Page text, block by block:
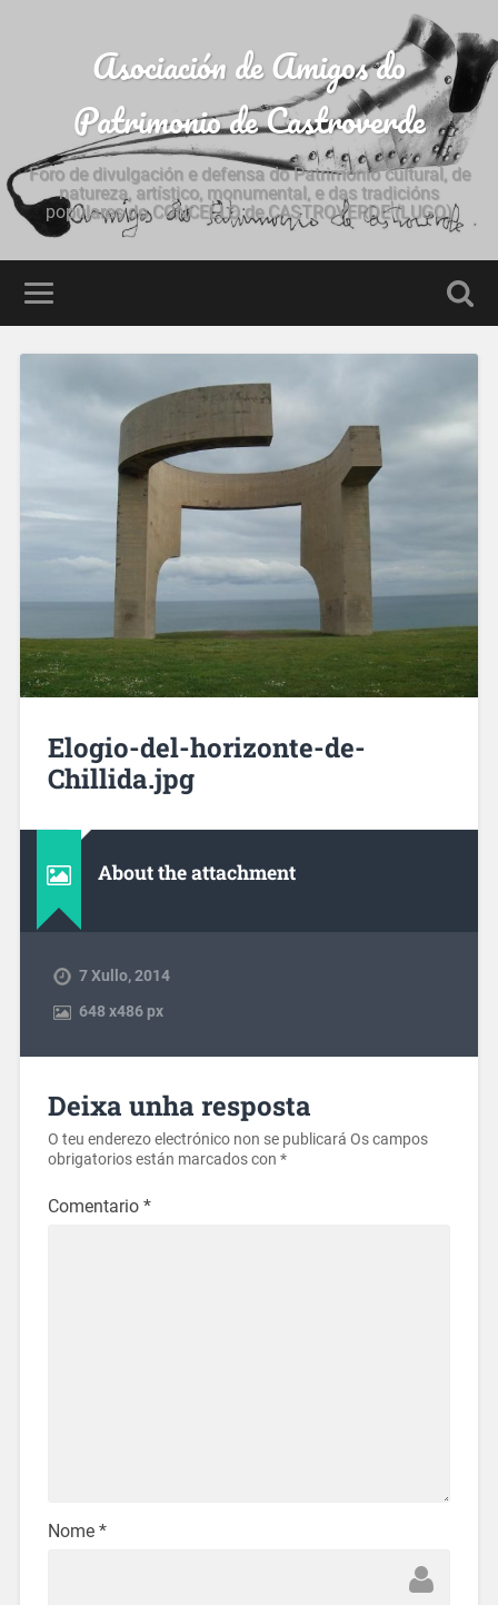
Asociación de Amigos do
Patrimonio de Castroverde
Foro de divulgación e defensa do Patrimonio cultural, de
natureza, artístico, monumental, e das tradicións
populares do CONCELLO de CASTROVERDE (LUGO)
Elogio-del-horizonte-de-
Chillida.jpg
About the attachment
7 Xullo, 2014
648x486 px
Deixa unha resposta
O teu enderezo electrónico non se publicará Os campos
obrigatorios están marcados con *
Comentario *
Nome *